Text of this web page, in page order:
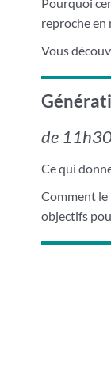
reproche en
Vous
de
Ce qui
Comment le
objectifs